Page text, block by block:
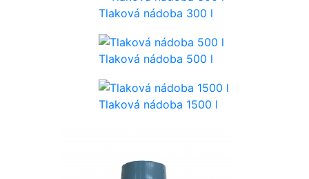
Tlaková nádoba 300 l
Tlaková nádoba 500 l
Tlaková nádoba 1500 l